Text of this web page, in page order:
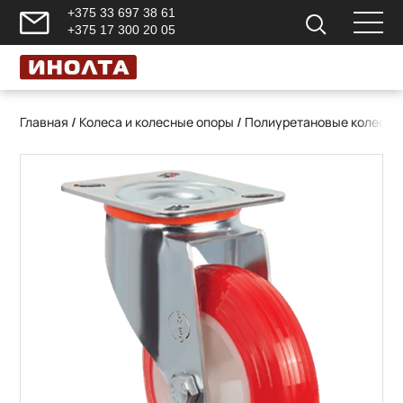
+375 33 697 38 61
+375 17 300 20 05
Главная / Колеса и колесные опоры / Полиуретановые